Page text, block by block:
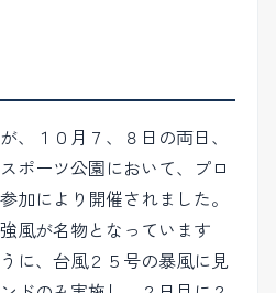
、１０月７、８日の両日、
ポーツ公園において、プロ
加により開催されました。
風が名物となっています
に、台風２５号の暴風に見